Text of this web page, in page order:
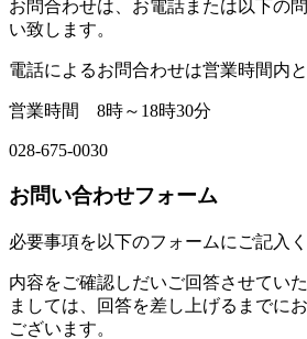
お問合わせは、お電話または以下の
い致します。
電話によるお問合わせは営業時間内と
営業時間 8時～18時30分
028-675-0030
お問い合わせフォーム
必要事項を以下のフォームにご記入く
内容をご確認しだいご回答させてい
ましては、回答を差し上げるまでに
ございます。